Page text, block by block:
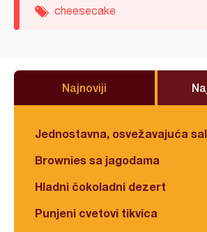
cheesecake
Najnoviji
Jednostavna, osvežavajuća
Brownies sa jagodama
Hladni čokoladni dezert
Punjeni cvetovi tikvica